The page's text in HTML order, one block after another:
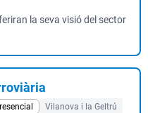
la seva visió del sector
Vilanova i la Geltrú